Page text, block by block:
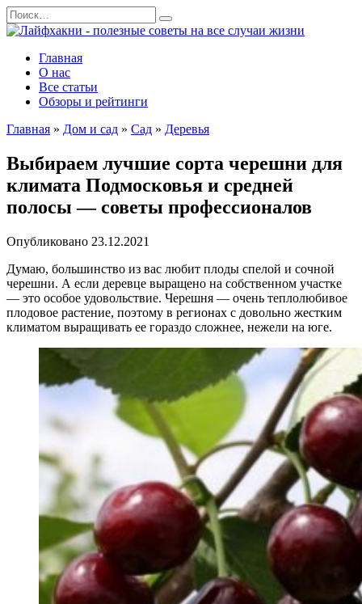
Перейти
к
содержанию
Search
for:
Главная
О нас
Все статьи
Обзоры и рейтинги
Главная » Дом и сад » Сад » Деревья
Выбираем лучшие сорта черешни для
климата Подмосковья и средней
полосы — советы профессионалов
Опубликовано 23.12.2021
Думаю, большинство из вас любит плоды спелой и сочной
черешни. А если деревце выращено на собственном участке
— это особое удовольствие. Черешня — очень теплолюбивое
плодовое растение, поэтому в регионах с довольно жестким
климатом выращивать ее гораздо сложнее, нежели на юге.